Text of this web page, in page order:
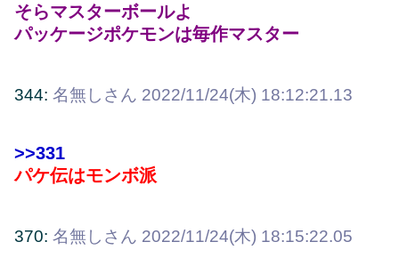
そらマスターボールよ
パッケージポケモンは毎作マスター
344: 名無しさん 2022/11/24(木) 18:12:21.13
>>331
パケ伝はモンボ派
370: 名無しさん 2022/11/24(木) 18:15:22.05